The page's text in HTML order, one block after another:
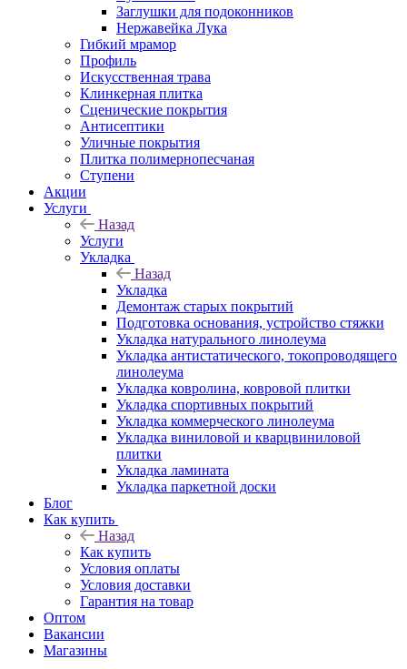
Заглушки для подоконников
Нержавейка Лука
Гибкий мрамор
Профиль
Искусственная трава
Клинкерная плитка
Сценические покрытия
Антисептики
Уличные покрытия
Плитка полимернопесчаная
Ступени
Акции
Услуги
Назад
Услуги
Укладка
Назад
Укладка
Демонтаж старых покрытий
Подготовка основания, устройство стяжки
Укладка натурального линолеума
Укладка антистатического, токопроводящего
линолеума
Укладка ковролина, ковровой плитки
Укладка спортивных покрытий
Укладка коммерческого линолеума
Укладка виниловой и кварцвиниловой
плитки
Укладка ламината
Укладка паркетной доски
Блог
Как купить
Назад
Как купить
Условия оплаты
Условия доставки
Гарантия на товар
Оптом
Вакансии
Магазины